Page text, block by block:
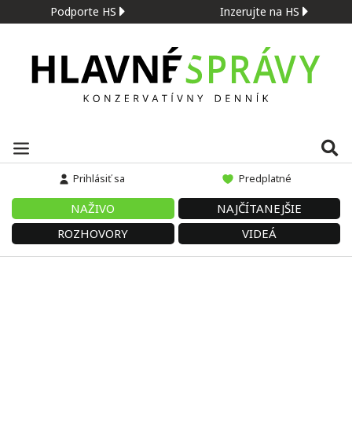
Podporte HS Inzerujte na HS
Prihlásiť sa Predplatné
NAŽIVO
NAJČÍTANEJŠIE
ROZHOVORY
VIDEÁ